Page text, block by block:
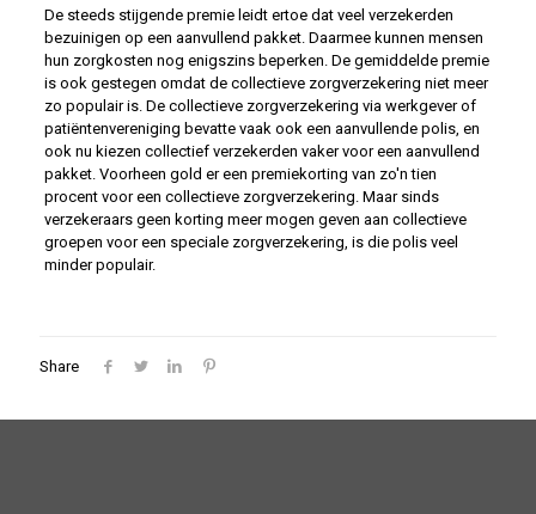
De steeds stijgende premie leidt ertoe dat veel verzekerden
bezuinigen op een aanvullend pakket. Daarmee kunnen mensen
hun zorgkosten nog enigszins beperken. De gemiddelde premie
is ook gestegen omdat de collectieve zorgverzekering niet meer
zo populair is. De collectieve zorgverzekering via werkgever of
patiëntenvereniging bevatte vaak ook een aanvullende polis, en
ook nu kiezen collectief verzekerden vaker voor een aanvullend
pakket. Voorheen gold er een premiekorting van zo'n tien
procent voor een collectieve zorgverzekering. Maar sinds
verzekeraars geen korting meer mogen geven aan collectieve
groepen voor een speciale zorgverzekering, is die polis veel
minder populair.
Share